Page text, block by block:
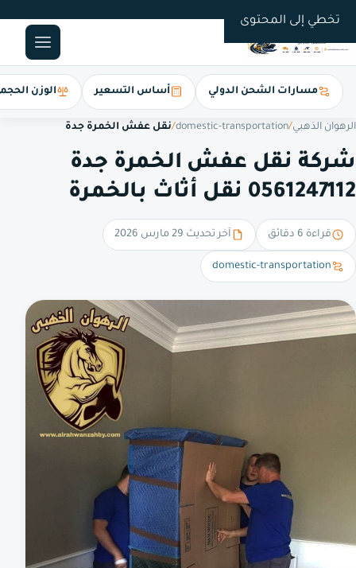
تخطي إلى المحتوى
مسارات الشحن الدولي أساس التسعير الوزن
الرهوان الذهبي/
domestic-transportation
/نقل عفش الخمرة جدة
شركة نقل عفش الخمرة جدة
0561247112 نقل أثاث بالخمرة
قراءة 6 دقائق آخر تحديث 29 مارس 2026
domestic-transportation